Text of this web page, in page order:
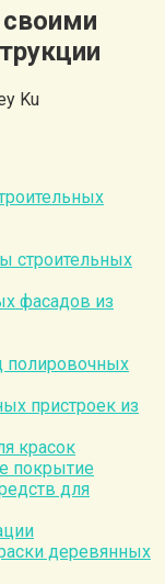
Ku
строительных
фасадов из
пристроек из
красок
покрытие
для
деревянных